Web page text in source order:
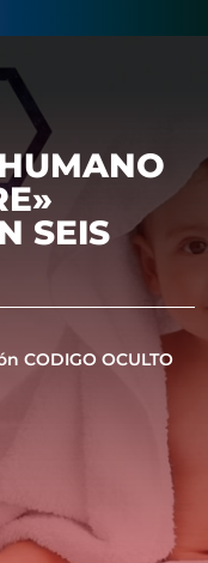
SEIS
CODIGO OCULTO